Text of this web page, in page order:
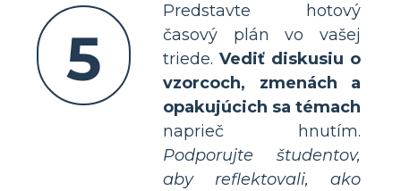
5
Predstavte hotový
časový plán vo vašej
triede. Vediť diskusiu o
vzorcoch, zmenách a
opakujúcich sa témach
naprieč hnutím.
Podporujte študentov,
aby reflektovali, ako